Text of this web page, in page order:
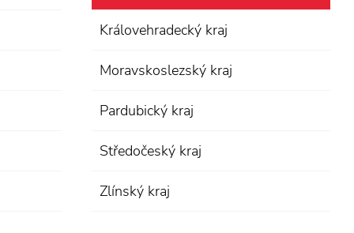
Královehradecký kraj
Moravskoslezský kraj
Pardubický kraj
Středočeský kraj
Zlínský kraj